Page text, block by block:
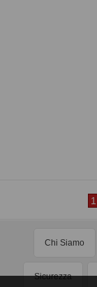
1
Chi Siamo
Sicurezza